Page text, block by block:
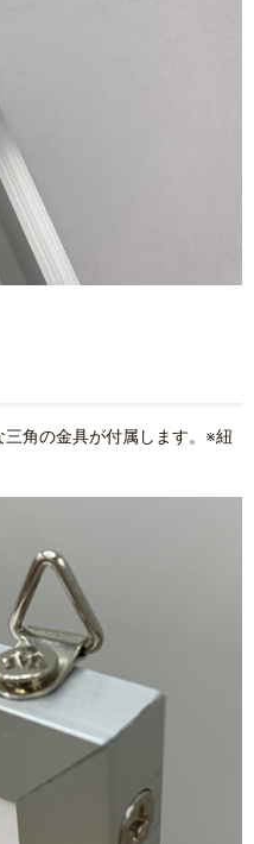
角の金具が付属します。※紐